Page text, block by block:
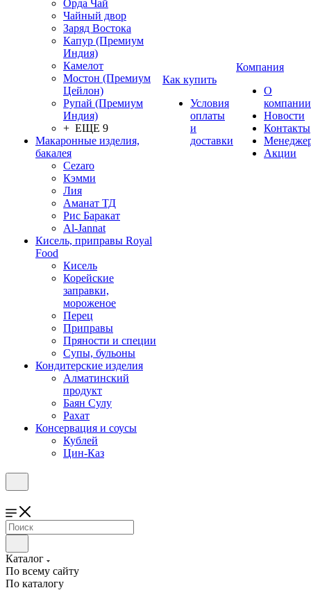
Орда Чай
Чайный двор
Заряд Востока
Капур (Премиум
Индия)
Камелот
Мостон (Премиум
Цейлон)
Рупай (Премиум
Индия)
+ ЕЩЕ 9
Макаронные изделия,
бакалея
Cezaro
Кэмми
Лия
Аманат ТД
Рис Баракат
Al-Jannat
Кисель, приправы Royal
Food
Кисель
Корейские
заправки,
мороженое
Перец
Приправы
Пряности и специи
Супы, бульоны
Кондитерские изделия
Алматинский
продукт
Баян Сулу
Рахат
Консервация и соусы
Кублей
Цин-Каз
Как купить
Условия
оплаты
и
доставки
Компания
О
компании
Новости
Контакты
Акции
Каталог
По всему сайту
По каталогу